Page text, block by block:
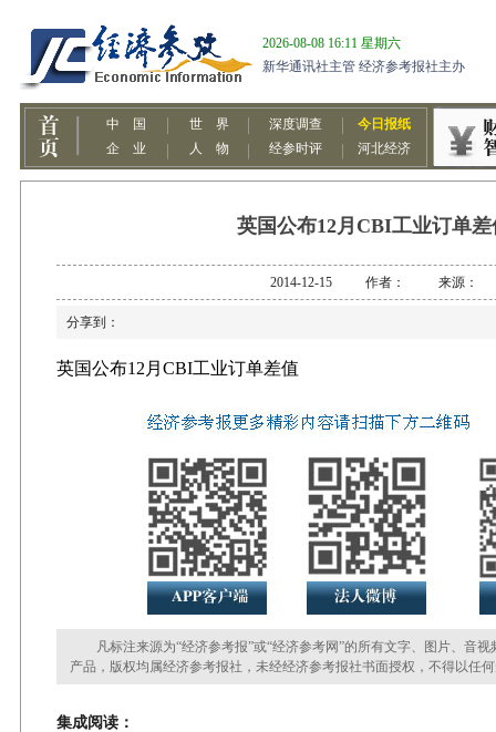
英国公布12月CBI工业订单差
2014-12-15 作者： 来源：
分享到：
英国公布12 月 CBI工业订单差值
凡标注来源为“经济参考报”或“经济参考网”的所有文字、图片、音视
产品，版权均属经济参考报社，未经经济参考报社书面授权，不得以任
集成阅读：